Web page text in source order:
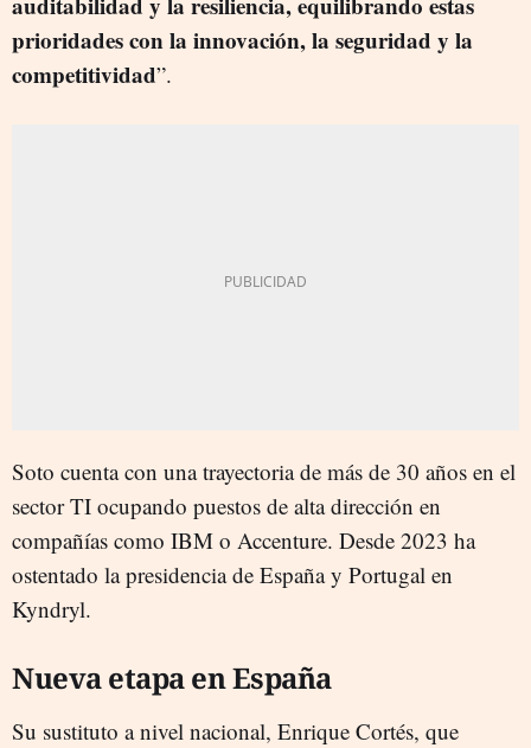
prioridades con la innovación, la seguridad y la
competitividad”.
Soto cuenta con una trayectoria de más de 30 años en el
sector TI ocupando puestos de alta dirección en
compañías como IBM o Accenture. Desde 2023 ha
ostentado la presidencia de España y Portugal en
Kyndryl.
Nueva etapa en España
Su sustituto a nivel nacional, Enrique Cortés, que